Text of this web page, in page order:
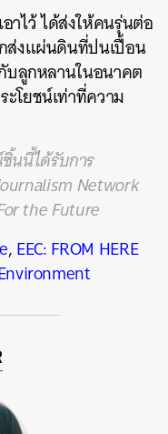
าไว้ ได้ส่งให้คนรุ่นต่อ
ส่งแผ่นดินที่ปนเปื้อน
บลูกหลานในอนาคต
โยชน์เท่าที่ความ
นนี้ได้รับการ
Network
the Future
,EEC: FROM HERE